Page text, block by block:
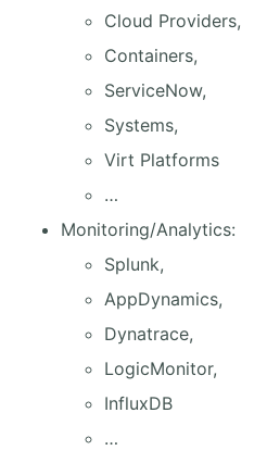
Cloud Providers,
Containers,
ServiceNow,
Systems,
Virt Platforms
…
Monitoring/Analytics:
Splunk,
AppDynamics,
Dynatrace,
LogicMonitor,
InfluxDB
…